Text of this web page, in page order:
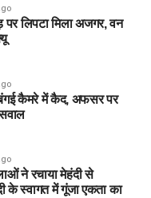
पर लिपटा मिला अजगर, वन
दबंगई कैमरे में कैद, अफसर पर
ने रचाया मेहंदी से
के स्वागत में गूंजा एकता का